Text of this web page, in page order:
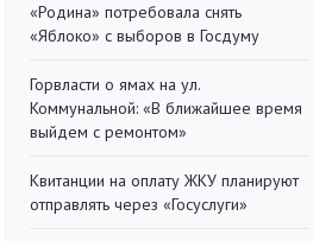
«Родина» потребовала снять
«Яблоко» с выборов в Госдуму
Горвласти о ямах на ул.
Коммунальной: «В ближайшее время
выйдем с ремонтом»
Квитанции на оплату ЖКУ планируют
отправлять через «Госуслуги»